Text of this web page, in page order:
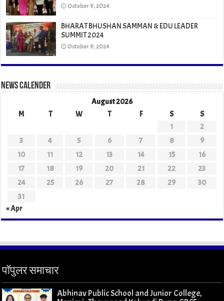
October 9, 2024
BHARAT BHUSHAN SAMMAN & EDU LEADER
SUMMIT 2024
October 9, 2024
News Calender
August 2026
M
T W T F S
S
1
2
3
4 5 6 7 8
9
10
11 12 13 14 15
16
17
18 19 20 21 22
23
24
25 26 27 28 29
30
31
« Apr
पॉपुलर समाचार
Abhinav Public School and Junior College,